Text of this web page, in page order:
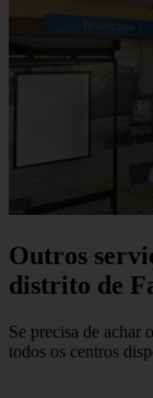
Outros
distrito de
Se precisa de achar
todos os centros